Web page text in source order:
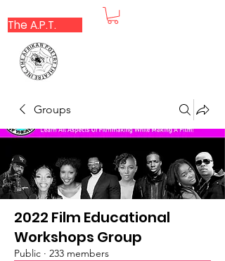
The A.P.T.
Groups
2022 Film Educational
Workshops Group
Public · 233 members